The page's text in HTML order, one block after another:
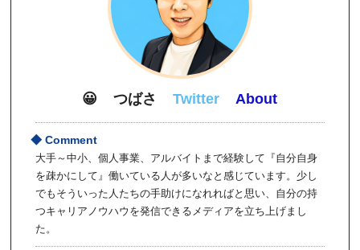
😀 つばさ Twitter About
大手～中小、個人事業、アルバイトまで経験して『自分自身
を疎かにして』働いている人が多いなと感じています。少し
でもそういった人たちの手助けになれればと思い、自分の持
つキャリアノウハウを発信できるメディアを立ち上げまし
た。